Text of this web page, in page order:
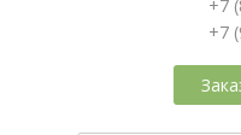
+7
+7